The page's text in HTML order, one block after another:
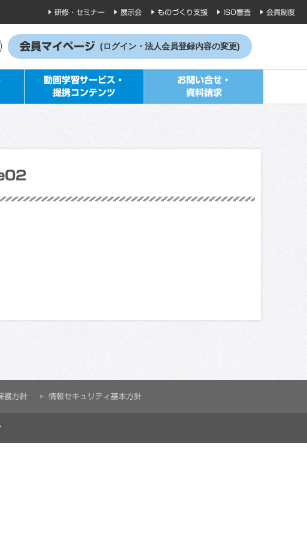
研修・セミナー 展示会 ものづくり支援 ISO審査 会員制度
会員マイページ (ログイン・法人会員登録内容の変更)
動画学習サービス・
提携コンテンツ
お問い合せ・
資料請求
護方針 情報セキュリティ基本方針